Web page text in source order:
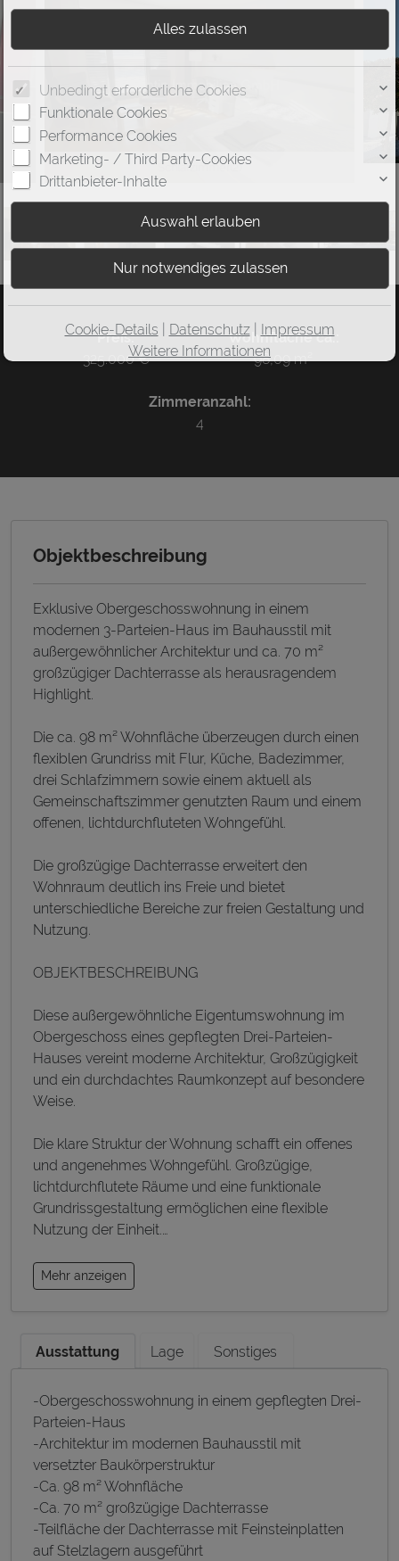
Schlafzimmer(2)
Preis:
325.000 €
Wohnfläche ca.:
98,09 m²
Zimmeranzahl:
4
Objektbeschreibung
Exklusive Obergeschosswohnung in einem
modernen 3-Parteien-Haus im Bauhausstil mit
außergewöhnlicher Architektur und ca. 70 m²
großzügiger Dachterrasse als herausragendem
Highlight.
Die ca. 98 m² Wohnfläche überzeugen durch einen
flexiblen Grundriss mit Flur, Küche, Badezimmer,
drei Schlafzimmern sowie einem aktuell als
Gemeinschaftszimmer genutzten Raum und einem
offenen, lichtdurchfluteten Wohngefühl.
Die großzügige Dachterrasse erweitert den
Wohnraum deutlich ins Freie und bietet
unterschiedliche Bereiche zur freien Gestaltung und
Nutzung.
OBJEKTBESCHREIBUNG
Diese außergewöhnliche Eigentumswohnung im
Obergeschoss eines gepflegten Drei-Parteien-
Hauses vereint moderne Architektur, Großzügigkeit
und ein durchdachtes Raumkonzept auf besondere
Weise.
Die klare Struktur der Wohnung schafft ein offenes
und angenehmes Wohngefühl. Großzügige,
lichtdurchflutete Räume und eine funktionale
Grundrissgestaltung ermöglichen eine flexible
Nutzung der Einheit.…
Mehr anzeigen
Ausstattung Lage Sonstiges
-Obergeschosswohnung in einem gepflegten Drei-
Parteien-Haus
-Architektur im modernen Bauhausstil mit
versetzter Baukörperstruktur
-Ca. 98 m² Wohnfläche
-Ca. 70 m² großzügige Dachterrasse
-Teilfläche der Dachterrasse mit Feinsteinplatten
auf Stelzlagern ausgeführt
Unbedingt erforderliche Cookies
Funktionale Cookies
Performance Cookies
Marketing- / Third Party-Cookies
Drittanbieter-Inhalte
Cookie-Details Datenschutz| Impressum
Weitere Informationen